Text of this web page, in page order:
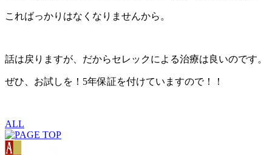
こればっかりはなくなりませんから。
話は戻りますが、だからセレックによる治療は良いのです。
ぜひ、お試しを！5年保証を付けていますので！！
ALL